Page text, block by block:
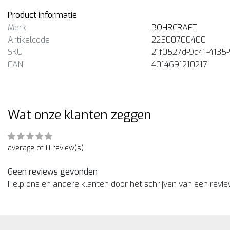
Product informatie
Merk
BOHRCRAFT
Artikelcode
22500700400
SKU
21f0527d-9d41-
EAN
4014691210217
Wat onze klanten zeggen
average of 0 review(s)
Geen reviews gevonden
Help ons en andere klanten door het schrijven van een